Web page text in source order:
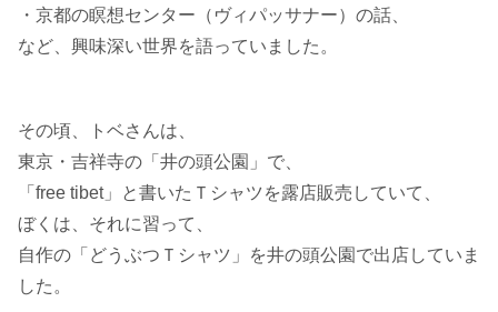
・京都の瞑想センター（ヴィパッサナー）の話、
など、興味深い世界を語っていました。
その頃、トベさんは、
東京・吉祥寺の「井の頭公園」で、
「free tibet」と書いたＴシャツを露店販売していて、
ぼくは、それに習って、
自作の「どうぶつＴシャツ」を井の頭公園で出店していま
した。